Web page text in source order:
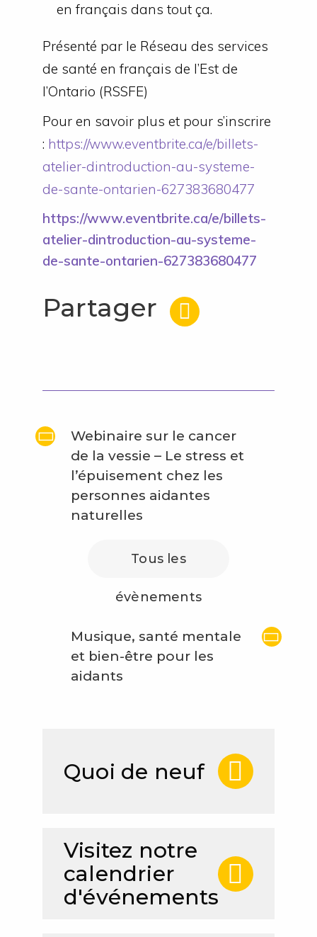
en français dans tout ça.
Présenté par le Réseau des services
de santé en français de l’Est de
l’Ontario (RSSFE)
Pour en savoir plus et pour s’inscrire
: https://www.eventbrite.ca/e/billets-
atelier-dintroduction-au-systeme-
de-sante-ontarien-627383680477
https://www.eventbrite.ca/e/billets-
atelier-dintroduction-au-systeme-
de-sante-ontarien-627383680477
Partager
Webinaire sur le cancer
de la vessie – Le stress et
l’épuisement chez les
personnes aidantes
naturelles
Tous les
évènements
Musique, santé mentale
et bien-être pour les
aidants
Quoi de neuf
Visitez notre
calendrier
d'événements